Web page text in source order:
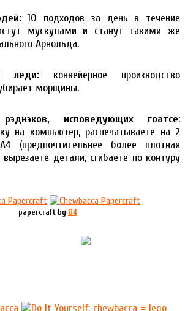
10 подходов за день в течение
мускулами и станут такими же
Арнольда.
леди: конвейерное производство
морщины.
исповедующих гоатсе:
на компьютер, распечатываете на 2
(предпочтительнее более плотная
детали, сгибаете по контуру
papercraft by 04